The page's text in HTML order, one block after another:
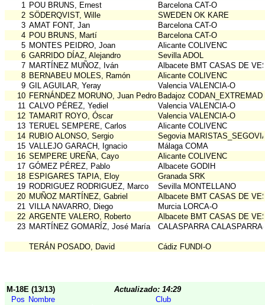
1 POU BRUNS, Ernest
Barcelona CAT-O
2 SÖDERQVIST, Wille
SWEDEN OK KARE
3 AMAT FONT, Jan
Barcelona CAT-O
4 POU BRUNS, Martí
Barcelona CAT-O
5 MONTES PEIDRO, Joan
Alicante COLIVENC
6 GARRIDO DÍAZ, Alejandro
Sevilla ADOL
7 MARTÍNEZ MUÑOZ, Iván
Albacete BMT CASAS DE
8 BERNABEU MOLES, Ramón
Alicante COLIVENC
9 GIL AGUILAR, Yeray
Valencia VALENCIA-O
10 FERNÁNDEZ MORUNO, Juan Pedro Badajoz
11 CALVO PÉREZ, Yediel
Valencia VALENCIA-O
12 TAMARIT ROYO, Óscar
Valencia VALENCIA-O
13 TERUEL SEMPERE, Carlos
Alicante COLIVENC
14 RUBIO ALONSO, Sergio
Segovia
15 VALLEJO GARACH, Ignacio
Málaga COMA
16 SEMPERE UREÑA, Cayo
Alicante COLIVENC
17 GÓMEZ PÉREZ, Pablo
Albacete GODIH
18 ESPIGARES TAPIA, Eloy
Granada SRK
19 RODRIGUEZ RODRIGUEZ, Marco
Sevilla MONTELLANO
20 MUÑOZ MARTÍNEZ, Gabriel
Albacete BMT CASAS DE
21 VILLA NAVARRO, Diego
Murcia LORCA-O
22 ARGENTE VALERO, Roberto
Albacete BMT CASAS DE
23 MARTÍNEZ GOMARÍZ, José María CALASPARRA
TERÁN POSADO, David Cádiz FUNDI-O
M-18E (13/13)
Actualizado: 14:29
Pos Nombre
Club